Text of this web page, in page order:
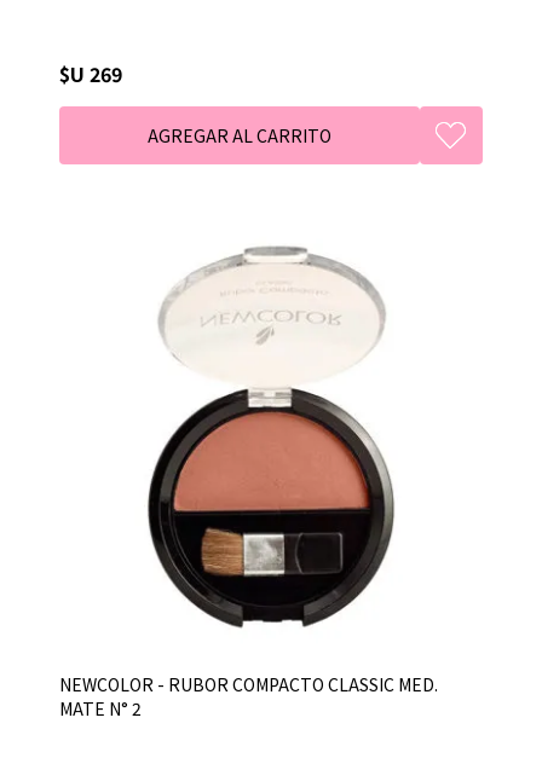
$U 269
NEWCOLOR - RUBOR COMPACTO CLASSIC MED.
MATE N° 2